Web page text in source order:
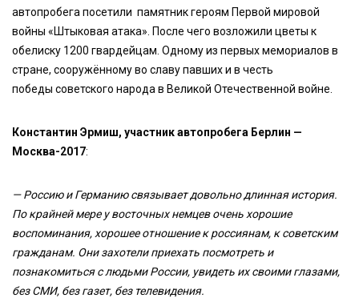
автопробега посетили памятник героям Первой мировой
войны «Штыковая атака». После чего возложили цветы к
обелиску 1200 гвардейцам. Одному из первых мемориалов в
стране, сооружённому во славу павших и в честь
победы советского народа в Великой Отечественной войне.
Константин Эрмиш, участник автопробега Берлин —
Москва-2017:
— Россию и Германию связывает довольно длинная история.
По крайней мере у восточных немцев очень хорошие
воспоминания, хорошее отношение к россиянам, к советским
гражданам. Они захотели приехать посмотреть и
познакомиться с людьми России, увидеть их своими глазами,
без СМИ, без газет, без телевидения.